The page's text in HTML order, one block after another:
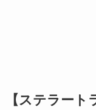
【ステラー